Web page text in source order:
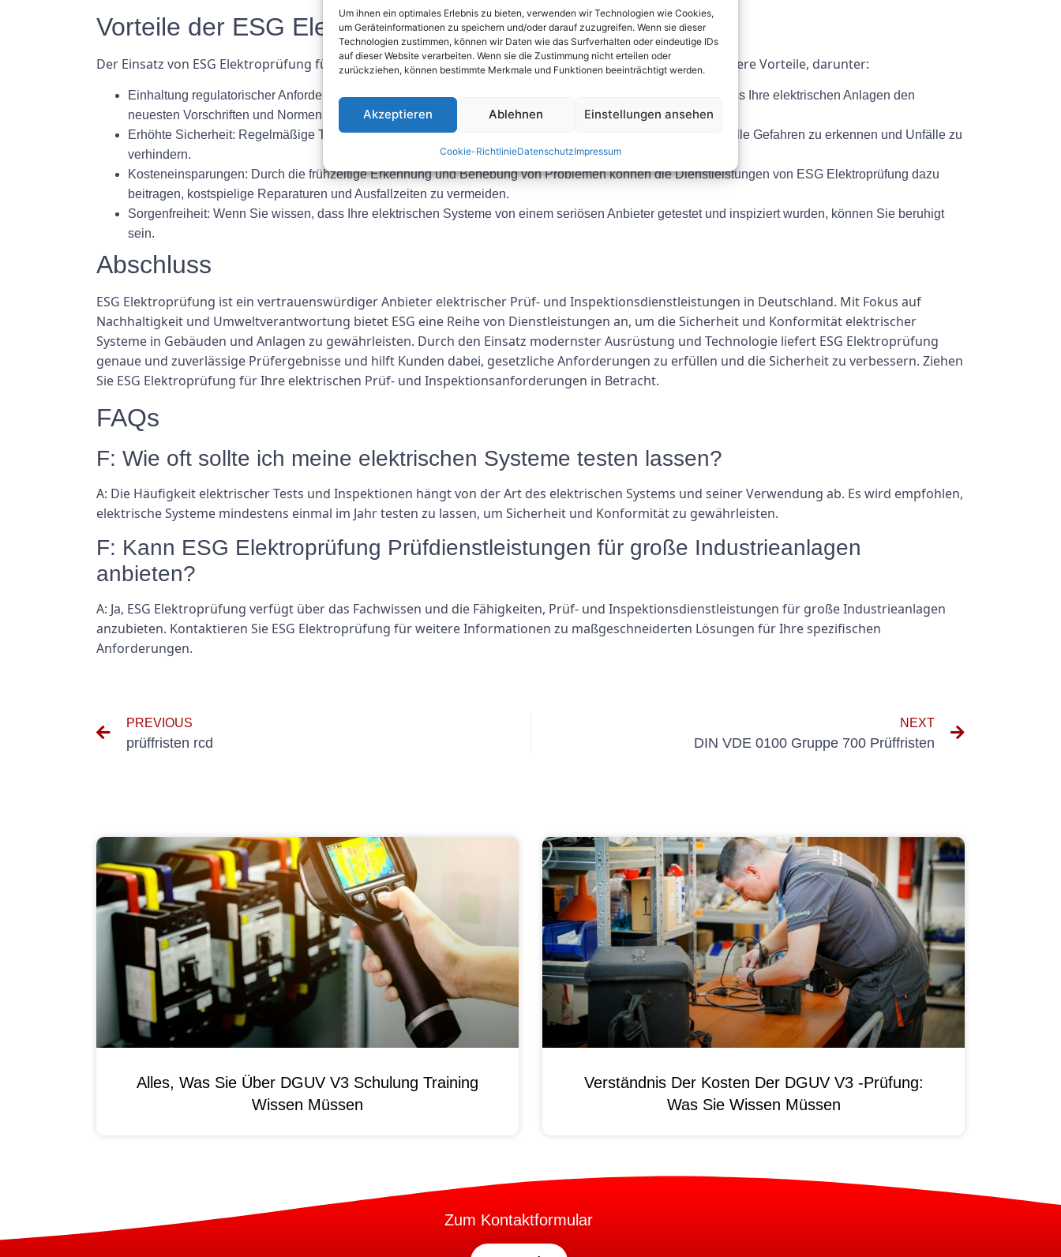
Um ihnen ein optimales Erlebnis zu bieten, verwenden wir Technologien wie Cookies,
um Geräteinformationen zu speichern und/oder darauf zuzugreifen. Wenn sie dieser
Technologien zustimmen, können wir Daten wie das Surfverhalten oder eindeutige IDs
auf dieser Website verarbeiten. Wenn sie die Zustimmung nicht erteilen oder
zurückziehen, können bestimmte Merkmale und Funktionen beeinträchtigt werden.
Akzeptieren Ablehnen Einstellungen ansehen
Cookie-RichtlinieDatenschutzImpressum
Vorteile der ESG Elektroprüfung Services
Der Einsatz von ESG Elektroprüfung für Ihre elektrischen Prüf- und Inspektionsanforderungen bietet mehrere Vorteile, darunter:
Einhaltung regulatorischer Anforderungen: Die Dienstleistungen der ESG Elektroprüfung tragen dazu bei, dass Ihre elektrischen Anlagen den
neuesten Vorschriften und Normen entsprechen.
Erhöhte Sicherheit: Regelmäßige Tests und Inspektionen elektrischer Anlagen können dabei helfen, potenzielle Gefahren zu erkennen und Unfälle zu
verhindern.
Kosteneinsparungen: Durch die frühzeitige Erkennung und Behebung von Problemen können die Dienstleistungen von ESG Elektroprüfung dazu
beitragen, kostspielige Reparaturen und Ausfallzeiten zu vermeiden.
Sorgenfreiheit: Wenn Sie wissen, dass Ihre elektrischen Systeme von einem seriösen Anbieter getestet und inspiziert wurden, können Sie beruhigt
sein.
Abschluss
ESG Elektroprüfung ist ein vertrauenswürdiger Anbieter elektrischer Prüf- und Inspektionsdienstleistungen in Deutschland. Mit Fokus auf
Nachhaltigkeit und Umweltverantwortung bietet ESG eine Reihe von Dienstleistungen an, um die Sicherheit und Konformität elektrischer
Systeme in Gebäuden und Anlagen zu gewährleisten. Durch den Einsatz modernster Ausrüstung und Technologie liefert ESG Elektroprüfung
genaue und zuverlässige Prüfergebnisse und hilft Kunden dabei, gesetzliche Anforderungen zu erfüllen und die Sicherheit zu verbessern. Ziehen
Sie ESG Elektroprüfung für Ihre elektrischen Prüf- und Inspektionsanforderungen in Betracht.
FAQs
F: Wie oft sollte ich meine elektrischen Systeme testen lassen?
A: Die Häufigkeit elektrischer Tests und Inspektionen hängt von der Art des elektrischen Systems und seiner Verwendung ab. Es wird empfohlen,
elektrische Systeme mindestens einmal im Jahr testen zu lassen, um Sicherheit und Konformität zu gewährleisten.
F: Kann ESG Elektroprüfung Prüfdienstleistungen für große Industrieanlagen
anbieten?
A: Ja, ESG Elektroprüfung verfügt über das Fachwissen und die Fähigkeiten, Prüf- und Inspektionsdienstleistungen für große Industrieanlagen
anzubieten. Kontaktieren Sie ESG Elektroprüfung für weitere Informationen zu maßgeschneiderten Lösungen für Ihre spezifischen
Anforderungen.
PREVIOUS
prüffristen rcd
NEXT
DIN VDE 0100 Gruppe 700 Prüffristen
Alles, Was Sie Über DGUV V3 Schulung Training
Wissen Müssen
Verständnis Der Kosten Der DGUV V3 -Prüfung:
Was Sie Wissen Müssen
Zum Kontaktformular